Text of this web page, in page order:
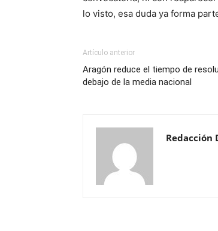
lo visto, esa duda ya forma
Artículo anterior
Aragón reduce el tiempo de
debajo de la media nacional
Redacción